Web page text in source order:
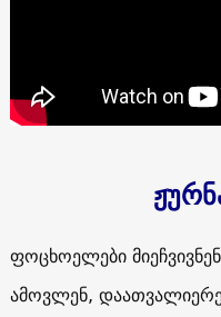
ფოცხოელები
ამოვლენ,